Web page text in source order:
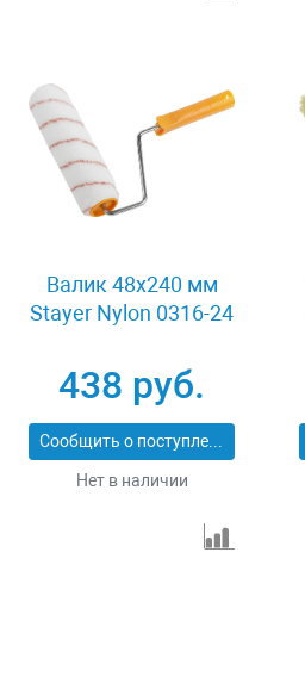
Валик 48x240 мм
Stayer Nylon 0316-24
438 руб.
Сообщить о поступлении
Нет в наличии